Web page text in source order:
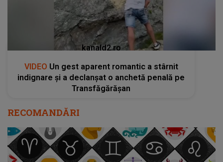
kanald2.ro
VIDEO Un gest aparent romantic a stârnit
indignare și a declanșat o anchetă penală pe
Transfăgărășan
RECOMANDĂRI